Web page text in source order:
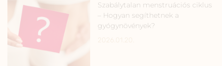
Szabálytalan menstruációs ciklus
– Hogyan segíthetnek a
gyógynövények?